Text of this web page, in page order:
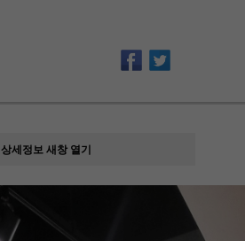
상세정보 새창 열기